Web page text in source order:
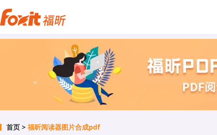
首页 > 福昕阅读器图片合成pdf